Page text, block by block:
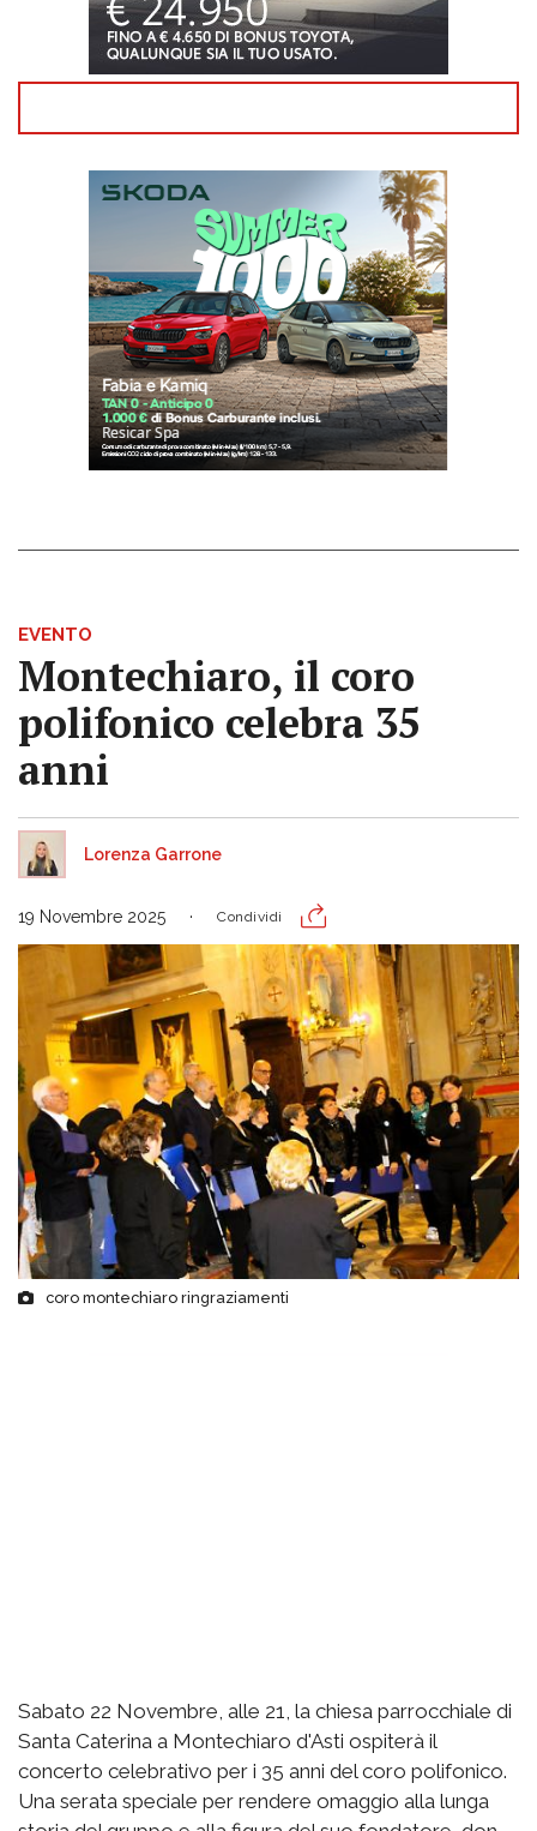
EVENTO
Montechiaro, il coro
polifonico celebra 35
anni
Lorenza Garrone
19 Novembre 2025 Condividi
coro montechiaro ringraziamenti
Sabato 22 Novembre, alle 21, la chiesa parrocchiale di
Santa Caterina a Montechiaro d'Asti ospiterà il
concerto celebrativo per i 35 anni del coro polifonico.
Una serata speciale per rendere omaggio alla lunga